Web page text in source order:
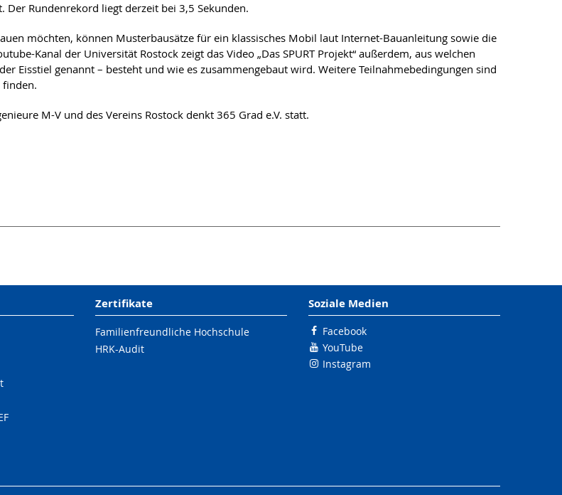
Der Rundenrekord liegt derzeit bei 3,5 Sekunden.
möchten, können Musterbausätze für ein klassisches Mobil laut Internet-Bauanleitung sowie die
Kanal der Universität Rostock zeigt das Video „Das SPURT Projekt“ außerdem, aus welchen
Eisstiel genannt – besteht und wie es zusammengebaut wird. Weitere Teilnahmebedingungen sind
finden.
M-V und des Vereins Rostock denkt 365 Grad e.V. statt.
Zertifikate
Familienfreundliche Hochschule
HRK-Audit
Soziale Medien
Facebook
YouTube
Instagram